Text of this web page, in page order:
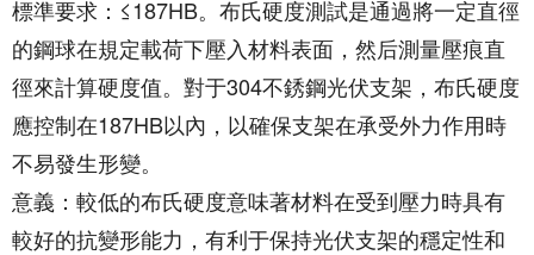
標準要求：≤187HB。布氏硬度測試是通過將一定直徑
的鋼球在規定載荷下壓入材料表面，然后測量壓痕直
徑來計算硬度值。對于304不銹鋼光伏支架，布氏硬度
應控制在187HB以內，以確保支架在承受外力作用時
不易發生形變。
意義：較低的布氏硬度意味著材料在受到壓力時具有
較好的抗變形能力，有利于保持光伏支架的穩定性和